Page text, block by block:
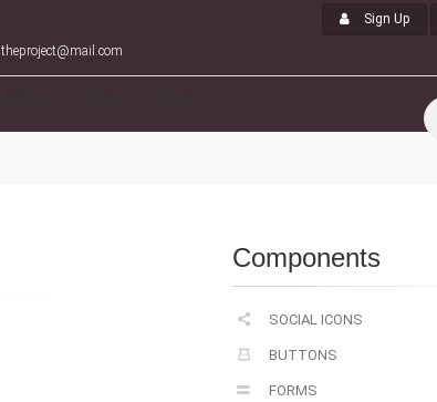
theproject@mail.com
Sign Up
Components
SOCIAL ICONS
BUTTONS
FORMS